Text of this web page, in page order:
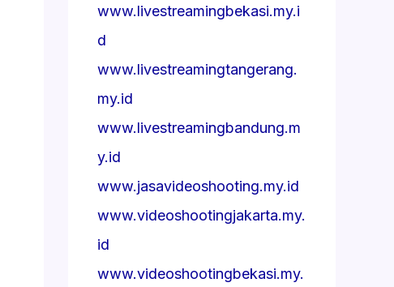
www.livestreamingbekasi.my.i
d
www.livestreamingtangerang.
my.id
www.livestreamingbandung.m
y.id
www.jasavideoshooting.my.id
www.videoshootingjakarta.my.
id
www.videoshootingbekasi.my.